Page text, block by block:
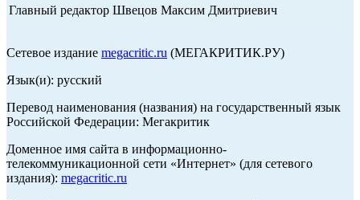
Главный редактор Швецов Максим Дмитриевич
Сетевое издание megacritic.ru (МЕГАКРИТИК.РУ)
Язык(и): русский
Перевод наименования (названия) на государственный язык
Российской Федерации: Мегакритик
Доменное имя сайта в информационно-
телекоммуникационной сети «Интернет» (для сетевого
издания): megacritic.ru